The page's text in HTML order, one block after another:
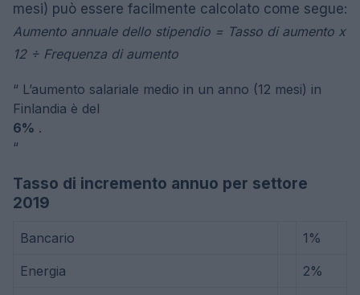
mesi) può essere facilmente calcolato come segue:
Aumento annuale dello stipendio = Tasso di aumento x
12 ÷ Frequenza di aumento
“ L’aumento salariale medio in un anno (12 mesi) in
Finlandia è del
6% .
“
Tasso di incremento annuo per settore
2019
Bancario 1%
Energia 2%